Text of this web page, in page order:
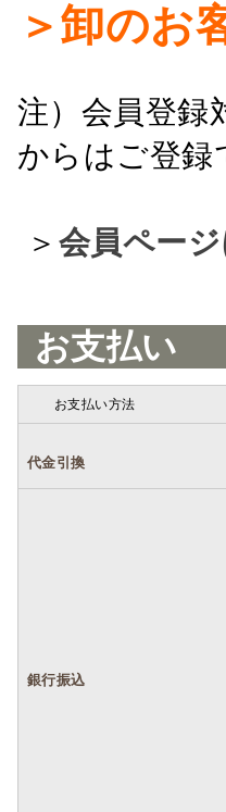
＞卸のお
注）会員登録
からはご登録
＞ 会員ペー
お支払い
お支払い方法
代金引換
銀行振込